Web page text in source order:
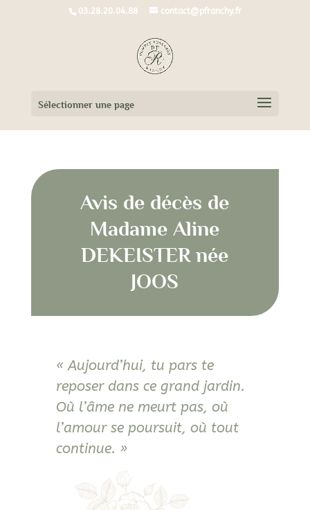
03.28.20.04.88 contact@pfranchy.fr
Sélectionner une page
Avis de décès de
Madame Aline
DEKEISTER née
JOOS
« Aujourd’hui, tu pars te
reposer dans ce grand jardin.
Où l’âme ne meurt pas, où
l’amour se poursuit, où tout
continue. »